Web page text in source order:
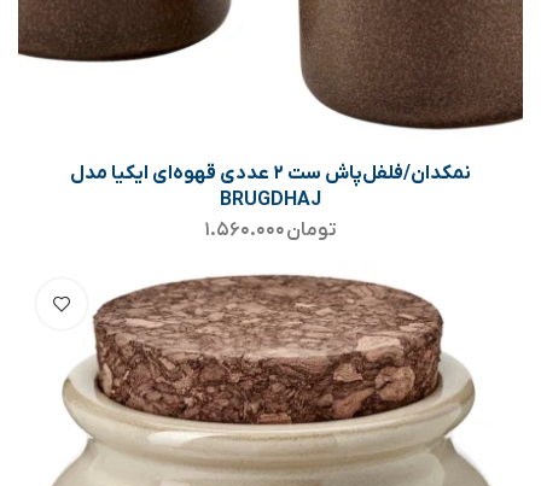
نمکدان/فلفل‌پاش ست ۲ عددی قهوه‌ای ایکیا مدل
BRUGDHAJ
تومان